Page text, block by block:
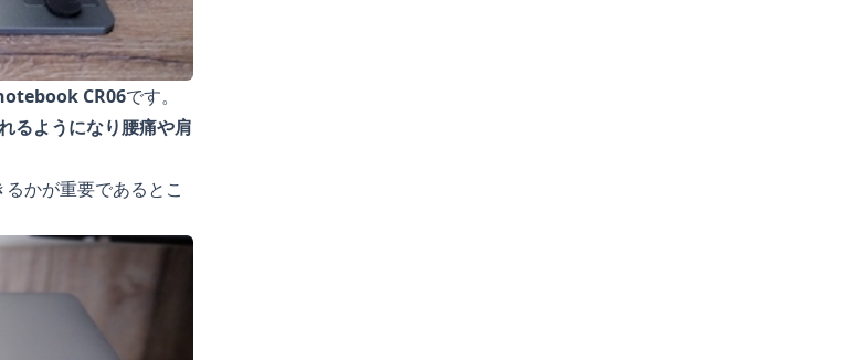
CR06です。
るようになり腰痛や肩
かが重要であるとこ